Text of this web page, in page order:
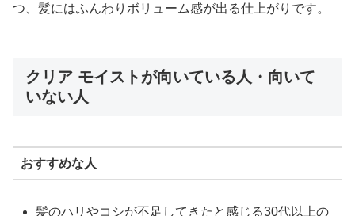
つ、髪にはふんわりボリューム感が出る仕上がりです。
クリア モイストが向いている人・向いて
いない人
おすすめな人
髪のハリやコシが不足してきたと感じる30代以上の